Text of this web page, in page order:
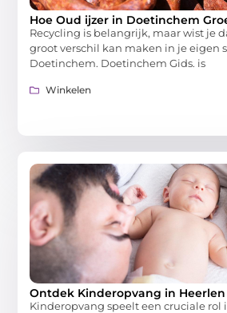
Hoe Oud ijzer in Doetinchem
Recycling is belangrijk, maar wist je
groot verschil kan maken in je eigen
Doetinchem. Doetinchem Gids. is
Winkelen
Ontdek Kinderopvang in
Kinderopvang speelt een cruciale rol